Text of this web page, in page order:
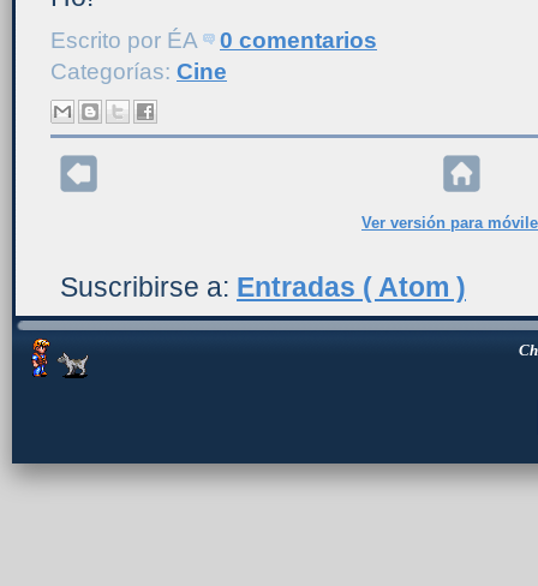
Escrito por ÉA
0 comentarios
Categorías: Cine
Ver versión para
Suscribirse a: Entradas ( Atom )